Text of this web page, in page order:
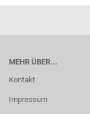
MEHR ÜBER...
Kontakt
Impressum